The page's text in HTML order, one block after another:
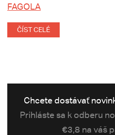
FAGOLA
ČÍST CELÉ
Chcete dostávať
Prihláste sa k odberu
€3,8 na váš